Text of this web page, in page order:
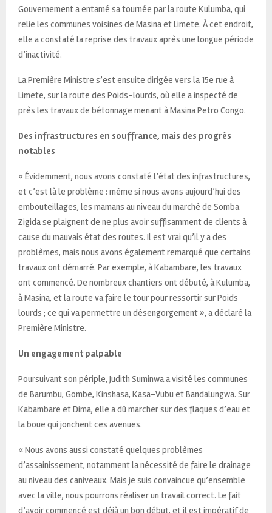
Gouvernement a entamé sa tournée par la route Kulumba, qui
relie les communes voisines de Masina et Limete. À cet endroit,
elle a constaté la reprise des travaux après une longue période
d’inactivité.
La Première Ministre s’est ensuite dirigée vers la 15e rue à
Limete, sur la route des Poids-lourds, où elle a inspecté de
près les travaux de bétonnage menant à Masina Petro Congo.
Des infrastructures en souffrance, mais des progrès
notables
« Évidemment, nous avons constaté l’état des infrastructures,
et c’est là le problème : même si nous avons aujourd’hui des
embouteillages, les mamans au niveau du marché de Somba
Zigida se plaignent de ne plus avoir suffisamment de clients à
cause du mauvais état des routes. Il est vrai qu’il y a des
problèmes, mais nous avons également remarqué que certains
travaux ont démarré. Par exemple, à Kabambare, les travaux
ont commencé. De nombreux chantiers ont débuté, à Kulumba,
à Masina, et la route va faire le tour pour ressortir sur Poids
lourds ; ce qui va permettre un désengorgement », a déclaré la
Première Ministre.
Un engagement palpable
Poursuivant son périple, Judith Suminwa a visité les communes
de Barumbu, Gombe, Kinshasa, Kasa-Vubu et Bandalungwa. Sur
Kabambare et Dima, elle a dû marcher sur des flaques d’eau et
la boue qui jonchent ces avenues.
« Nous avons aussi constaté quelques problèmes
d’assainissement, notamment la nécessité de faire le drainage
au niveau des caniveaux. Mais je suis convaincue qu’ensemble
avec la ville, nous pourrons réaliser un travail correct. Le fait
d’avoir commencé est déjà un bon début, et il est impératif de